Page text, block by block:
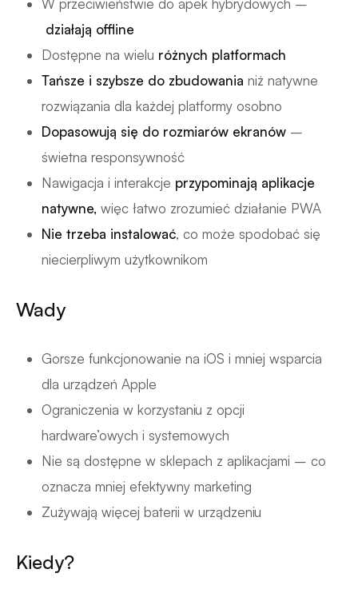
W przeciwieństwie do apek hybrydowych –
działają offline
Dostępne na wielu różnych platformach
Tańsze i szybsze do zbudowania niż natywne
rozwiązania dla każdej platformy osobno
Dopasowują się do rozmiarów ekranów –
świetna responsywność
Nawigacja i interakcje przypominają aplikacje
natywne, więc łatwo zrozumieć działanie PWA
Nie trzeba instalować, co może spodobać się
niecierpliwym użytkownikom
Wady
Gorsze funkcjonowanie na iOS i mniej wsparcia
dla urządzeń Apple
Ograniczenia w korzystaniu z opcji
hardware’owych i systemowych
Nie są dostępne w sklepach z aplikacjami – co
oznacza mniej efektywny marketing
Zużywają więcej baterii w urządzeniu
Kiedy?